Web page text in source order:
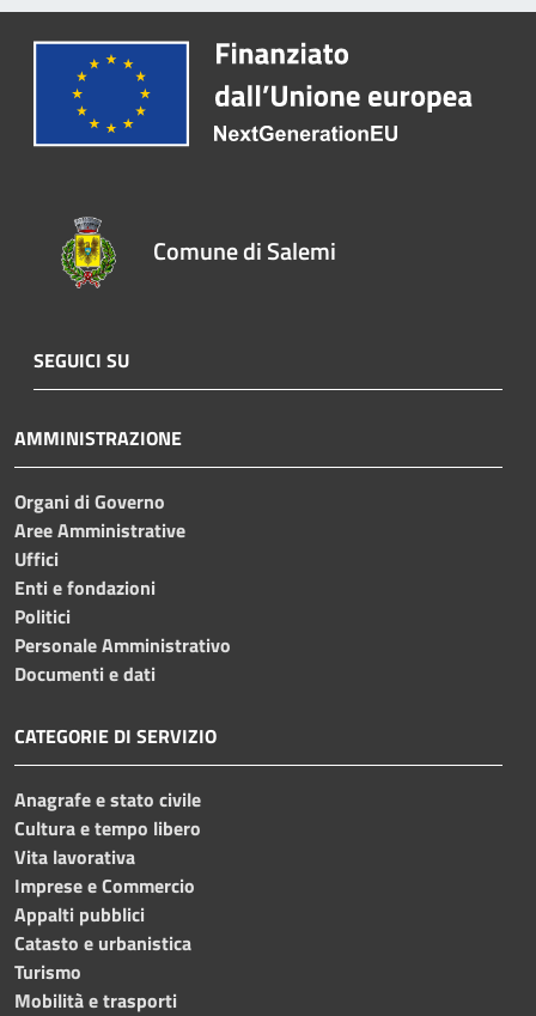
Comune di Salemi
SEGUICI SU
AMMINISTRAZIONE
Organi di Governo
Aree Amministrative
Uffici
Enti e fondazioni
Politici
Personale Amministrativo
Documenti e dati
CATEGORIE DI SERVIZIO
Anagrafe e stato civile
Cultura e tempo libero
Vita lavorativa
Imprese e Commercio
Appalti pubblici
Catasto e urbanistica
Turismo
Mobilità e trasporti